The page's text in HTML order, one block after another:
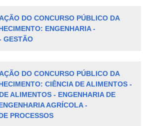
DO CONCURSO PÚBLICO DA
ENGENHARIA -
GESTÃO
DO CONCURSO PÚBLICO DA
CIÊNCIA DE ALIMENTOS -
ALIMENTOS - ENGENHARIA DE
AGRÍCOLA -
PROCESSOS